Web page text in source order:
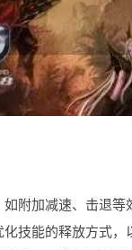
附加减速、击退等
技能的释放方式